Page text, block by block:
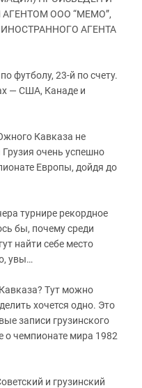
И ПРОТЕСТЫ
ООО “МЕМО”,
АГЕНТА
футболу, 23-й по счету.
— США, Канаде и
Кавказа не
очень успешно
Европы, дойдя до
турнире рекордное
бы, почему среди
найти себе место
увы…
Тут можно
хочется одно. Это
записи грузинского
чемпионате мира 1982
и грузинский